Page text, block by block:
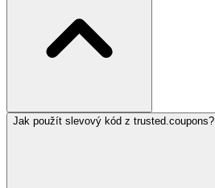
Jak použít slevový kód z trusted.coupons?